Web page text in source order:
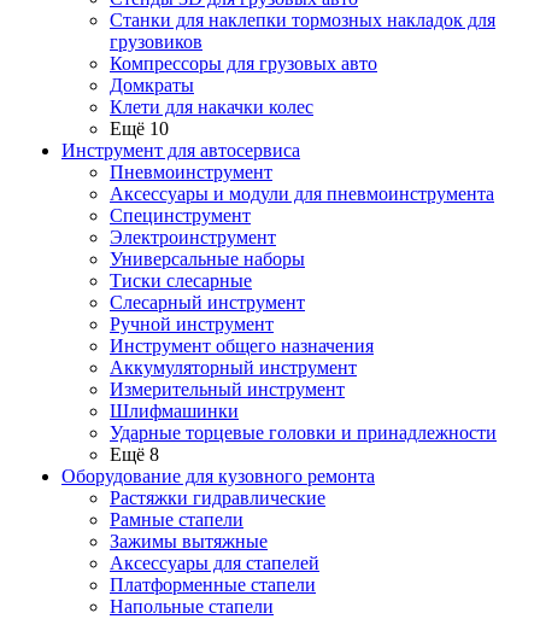
Станки для наклепки тормозных накладок для
грузовиков
Компрессоры для грузовых авто
Домкраты
Клети для накачки колес
Ещё 10
Инструмент для автосервиса
Пневмоинструмент
Аксессуары и модули для пневмоинструмента
Специнструмент
Электроинструмент
Универсальные наборы
Тиски слесарные
Слесарный инструмент
Ручной инструмент
Инструмент общего назначения
Аккумуляторный инструмент
Измерительный инструмент
Шлифмашинки
Ударные торцевые головки и принадлежности
Ещё 8
Оборудование для кузовного ремонта
Растяжки гидравлические
Рамные стапели
Зажимы вытяжные
Аксессуары для стапелей
Платформенные стапели
Напольные стапели